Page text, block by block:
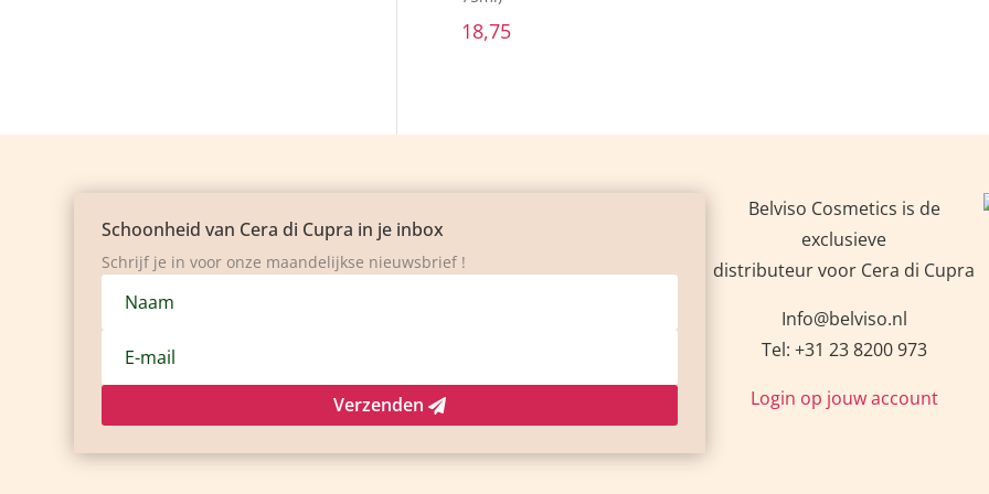
about your use of our site with our social media, advertising, and analytics partners. These partners may combine it with other
Accept all